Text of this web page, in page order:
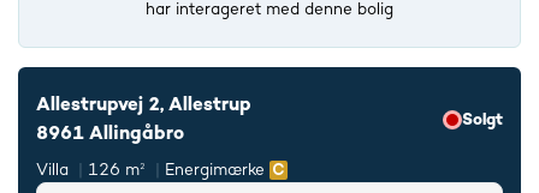
har interageret med denne bolig
Allestrupvej 2, Allestrup
8961 Allingåbro
Solgt
Villa 126 m² Energimærke